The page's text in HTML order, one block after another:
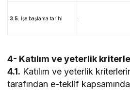
3.5. İşe başlama tarihi :
4- Katılım ve yeterlik
4.1. Katılım ve yeterlik
tarafından e-teklif